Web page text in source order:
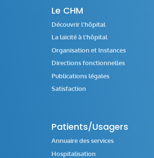
Le CHM
Découvrir l’hôpital
La laïcité à l’hôpital
Organisation et Instances
Directions fonctionnelles
Publications légales
Satisfaction
Patients/Usagers
Annuaire des services
Hospitalisation